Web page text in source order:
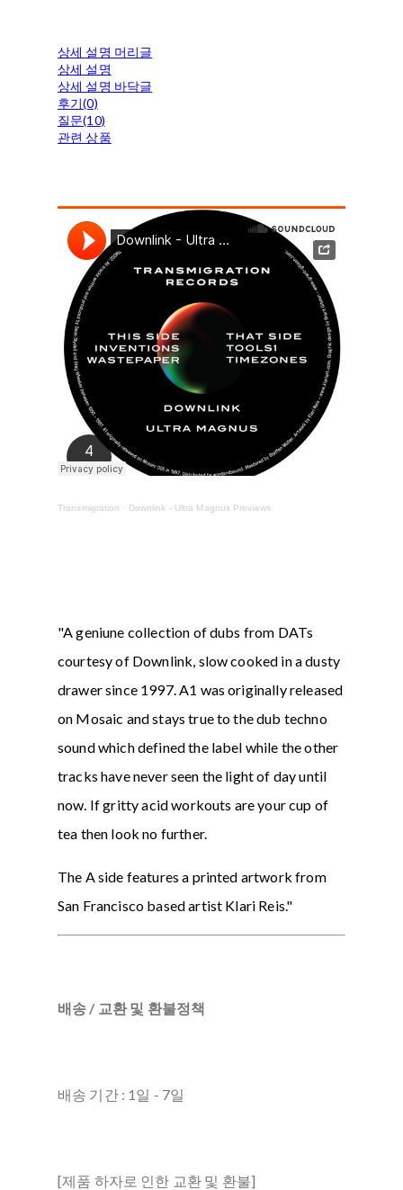
상세 설명 머리글
상세 설명
상세 설명 바닥글
후기(0)
질문(10)
관련 상품
Transmigration · Downlink - Ultra Magnus Previews
"A geniune collection of dubs from DATs
courtesy of Downlink, slow cooked in a dusty
drawer since 1997. A1 was originally released
on Mosaic and stays true to the dub techno
sound which defined the label while the other
tracks have never seen the light of day until
now. If gritty acid workouts are your cup of
tea then look no further.
The A side features a printed artwork from
San Francisco based artist Klari Reis."
배송 / 교환 및 환불정책
배송 기간 : 1일 - 7일
[제품 하자로 인한 교환 및 환불]